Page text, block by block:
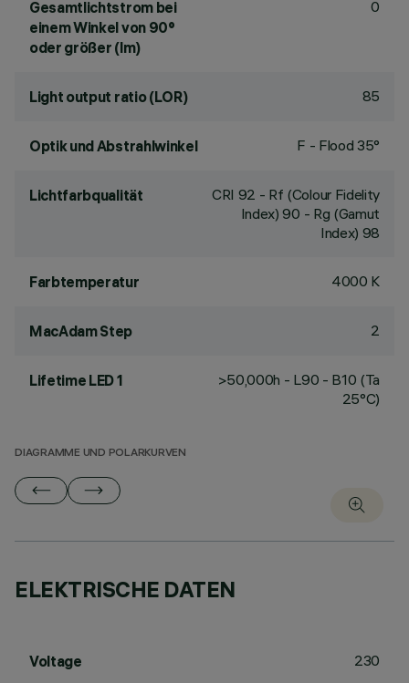
Gesamtlichtstrom bei
einem Winkel von 90°
oder größer (lm)
0
Light output ratio (LOR) 85
Optik und Abstrahlwinkel F - Flood 35°
Lichtfarbqualität CRI 92 - Rf (Colour Fidelity
Index) 90 - Rg (Gamut
Index) 98
Farbtemperatur 4000 K
MacAdam Step 2
Lifetime LED 1
>50,000h - L90 - B10 (Ta
25°C)
DIAGRAMME UND POLARKURVEN
ELEKTRISCHE DATEN
Voltage 230